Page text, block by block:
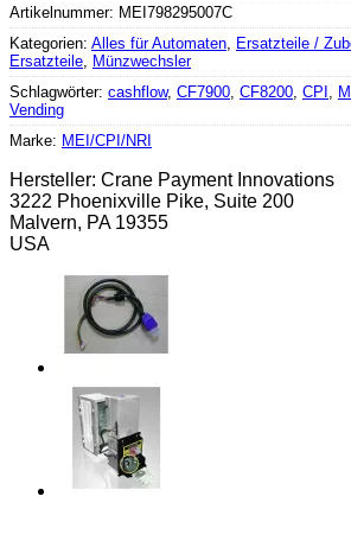
Artikelnummer: MEI798295007C
Kategorien: Alles für Automaten Ersatzteile /
Ersatzteile Münzwechsler
Schlagwörter: cashflow, CF7900 CF8200 CPI
Vending
Marke: MEI/CPI/NRI
Hersteller: Crane Payment Innovations
3222 Phoenixville Pike, Suite 200
Malvern, PA 19355
USA